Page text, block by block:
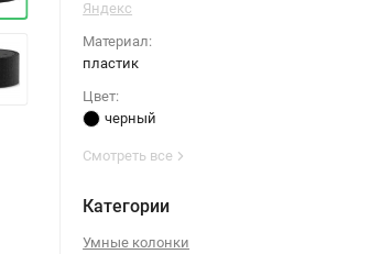
Яндекс
Материал:
пластик
Цвет:
черный
Смотреть все
Категории
Умные колонки